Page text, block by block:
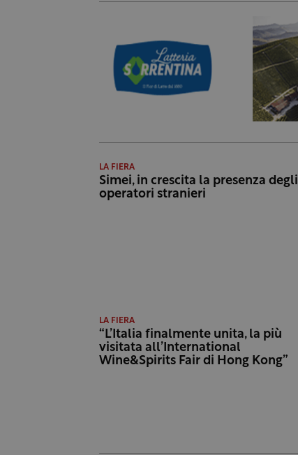
LA FIERA
Simei, in crescita la presenza degli
operatori stranieri
LA FIERA
“L’Italia finalmente unita, la più
visitata all’International
Wine&Spirits Fair di Hong Kong”